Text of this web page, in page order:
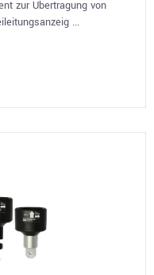
zur Übertragung von
...